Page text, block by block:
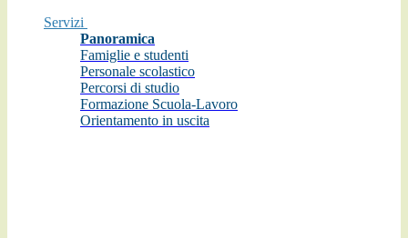
Servizi
Panoramica
Famiglie e studenti
Personale scolastico
Percorsi di studio
Formazione Scuola-Lavoro
Orientamento in uscita